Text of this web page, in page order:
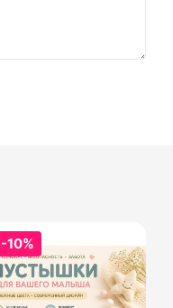
-10%